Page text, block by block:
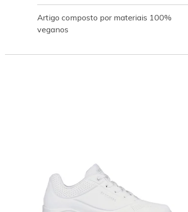
Artigo composto por materiais 100%
veganos